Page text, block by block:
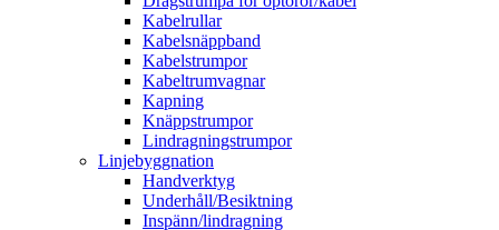
Kabelrullar
Kabelsnäppband
Kabelstrumpor
Kabeltrumvagnar
Kapning
Knäppstrumpor
Lindragningstrumpor
Linjebyggnation
Handverktyg
Underhåll/Besiktning
Inspänn/lindragning